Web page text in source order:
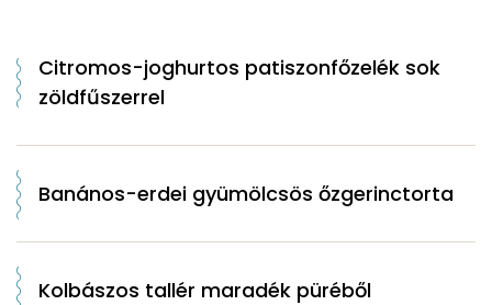
Citromos-joghurtos patiszonfőzelék sok
zöldfűszerrel
Banános-erdei gyümölcsös őzgerinctorta
Kolbászos tallér maradék püréből